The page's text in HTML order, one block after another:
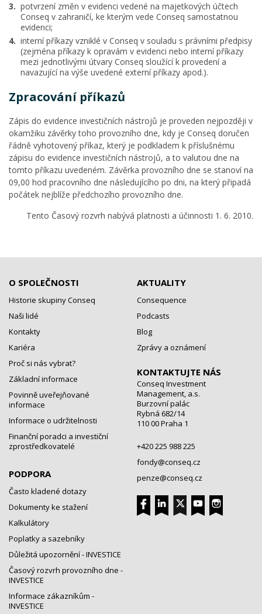
potvrzení změn v evidenci vedené na majetkových účtech
Conseq v zahraničí, ke kterým vede Conseq samostatnou
evidenci;
interní příkazy vzniklé v Conseq v souladu s právními předpisy
(zejména příkazy k opravám v evidenci nebo interní příkazy
mezi jednotlivými útvary Conseq sloužící k provedení a
navazující na výše uvedené externí příkazy apod.).
Zpracování příkazů
Zápis do evidence investičních nástrojů je proveden nejpozději v
okamžiku závěrky toho provozního dne, kdy je Conseq doručen
řádně vyhotovený příkaz, který je podkladem k příslušnému
zápisu do evidence investičních nástrojů, a to valutou dne na
tomto příkazu uvedeném. Závěrka provozního dne se stanoví na
09,00 hod pracovního dne následujícího po dni, na který připadá
počátek nejblíže předchozího provozního dne.
Tento Časový rozvrh nabývá platnosti a účinnosti 1. 6. 2010.
O SPOLEČNOSTI
Historie skupiny Conseq
Naši lidé
Kontakty
Kariéra
Proč si nás vybrat?
Základní informace
Povinně uveřejňované
informace
Informace o udržitelnosti
Finanční poradci a investiční
zprostředkovatelé
PODPORA
Často kladené dotazy
Dokumenty ke stažení
Kalkulátory
Poplatky a sazebníky
Důležitá upozornění - INVESTICE
Časový rozvrh provozního dne -
INVESTICE
Informace zákazníkům -
INVESTICE
AKTUALITY
Consequence
Podcasts
Blog
Zprávy a oznámení
KONTAKTUJTE NÁS
Conseq Investment
Management, a.s.
Burzovní palác
Rybná 682/14
110 00 Praha 1
+420 225 988 225
fondy@conseq.cz
penze@conseq.cz